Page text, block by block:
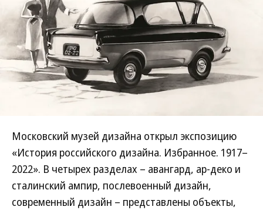
Московский музей дизайна открыл экспозицию
«История российского дизайна. Избранное. 1917–
2022». В четырех разделах – авангард, ар-деко и
сталинский ампир, послевоенный дизайн,
современный дизайн – представлены объекты,